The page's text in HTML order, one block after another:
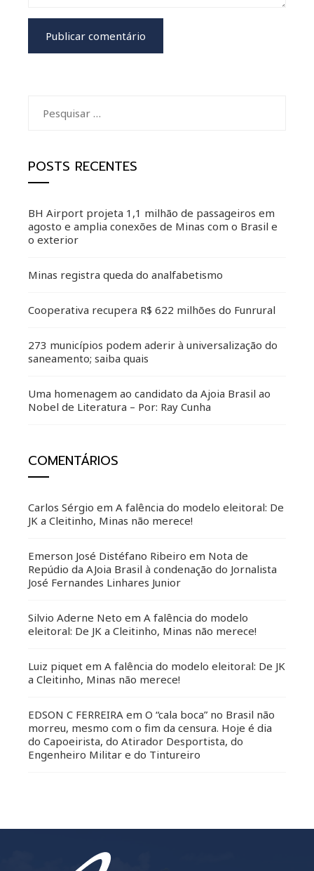
por:
POSTS RECENTES
BH Airport projeta 1,1 milhão de passageiros em
agosto e amplia conexões de Minas com o Brasil e
o exterior
Minas registra queda do analfabetismo
Cooperativa recupera R$ 622 milhões do Funrural
273 municípios podem aderir à universalização do
saneamento; saiba quais
Uma homenagem ao candidato da Ajoia Brasil ao
Nobel de Literatura – Por: Ray Cunha
COMENTÁRIOS
Carlos Sérgio em A falência do modelo eleitoral: De
JK a Cleitinho, Minas não merece!
Emerson José Distéfano Ribeiro em Nota de
Repúdio da AJoia Brasil à condenação do Jornalista
José Fernandes Linhares Junior
Silvio Aderne Neto em A falência do modelo
eleitoral: De JK a Cleitinho, Minas não merece!
Luiz piquet em A falência do modelo eleitoral: De JK
a Cleitinho, Minas não merece!
EDSON C FERREIRA em O “cala boca” no Brasil não
morreu, mesmo com o fim da censura. Hoje é dia
do Capoeirista, do Atirador Desportista, do
Engenheiro Militar e do Tintureiro